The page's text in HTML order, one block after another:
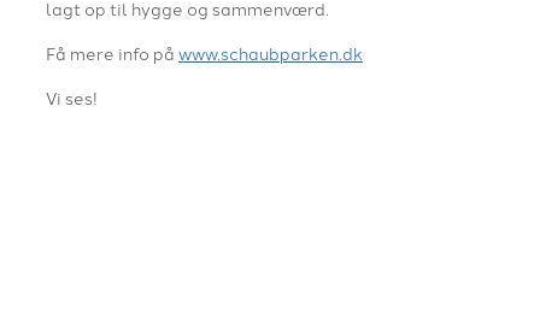
lagt op til hygge og sammenværd.
Få mere info på www.schaubparken.dk
Vi ses!